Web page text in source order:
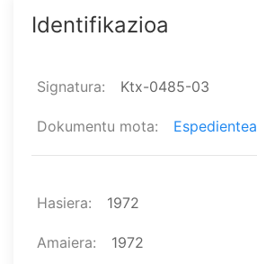
Identifikazioa
Signatura Ktx-0485-03
Dokumentu mota Espedientea
Hasiera 1972
Amaiera 1972